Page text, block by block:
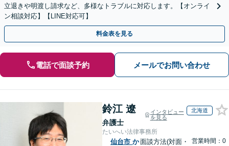
立退きや明渡し請求など、多様なトラブルに対応します。【オンライ
ン相談対応】【LINE対応可】
料金表を見る
電話で面談予約 メールでお問い合わせ
鈴江 遼
弁護士
インタビュー
を見る
北海道
たいへい法律事務所
仙台市 か面談方法(対面・
営業時間：0